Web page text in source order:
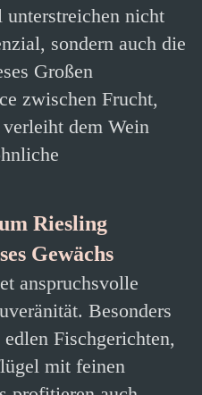
unterstreichen nicht
sondern auch die
Großen
zwischen Frucht,
dem Wein
Riesling
Gewächs
anspruchsvolle
Besonders
Fischgerichten,
mit feinen